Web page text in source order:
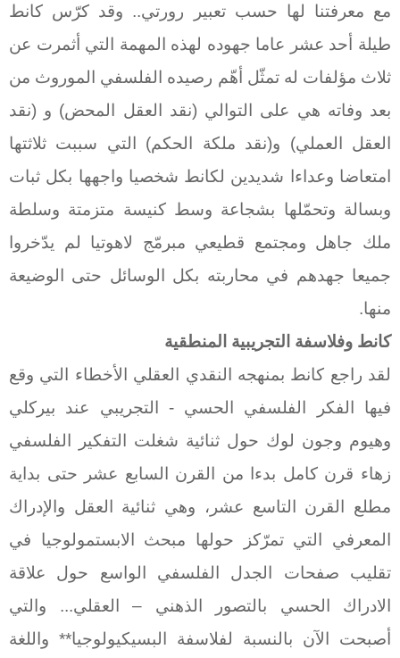
مع معرفتنا لها حسب تعبير رورتي.. وقد كرّس كانط
طيلة أحد عشر عاما جهوده لهذه المهمة التي أثمرت عن
ثلاث مؤلفات له تمثّل أهّم رصيده الفلسفي الموروث من
بعد وفاته هي على التوالي (نقد العقل المحض) و (نقد
العقل العملي) و(نقد ملكة الحكم) التي سببت ثلاثتها
امتعاضا وعداءا شديدين لكانط شخصيا واجهها بكل ثبات
وبسالة وتحمّلها بشجاعة وسط كنيسة متزمتة وسلطة
ملك جاهل ومجتمع قطيعي مبرمّج لاهوتيا لم يدّخروا
جميعا جهدهم في محاربته بكل الوسائل حتى الوضيعة
منها.
كانط وفلاسفة التجريبية المنطقية
لقد راجع كانط بمنهجه النقدي العقلي الأخطاء التي وقع
فيها الفكر الفلسفي الحسي - التجريبي عند بيركلي
وهيوم وجون لوك حول ثنائية شغلت التفكير الفلسفي
زهاء قرن كامل بدءا من القرن السابع عشر حتى بداية
مطلع القرن التاسع عشر، وهي ثنائية العقل والإدراك
المعرفي التي تمرّكز حولها مبحث الابستمولوجيا في
تقليب صفحات الجدل الفلسفي الواسع حول علاقة
الادراك الحسي بالتصور الذهني – العقلي... والتي
أصبحت الآن بالنسبة لفلاسفة البسيكيولوجيا** واللغة